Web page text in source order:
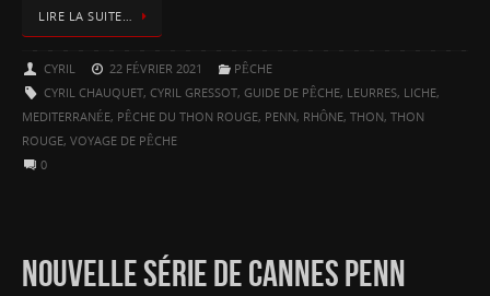
LIRE LA SUITE…
CYRIL 22 FÉVRIER 2021
PÊCHE
CYRIL CHAUQUET, CYRIL GRESSOT, GUIDE DE PÊCHE, LEURRES, LICHE,
MEDITERRANÉE, PÊCHE DU THON ROUGE, PENN, RHÔNE, THON, THON
ROUGE, VOYAGE DE PÊCHE
0
NOUVELLE SÉRIE DE CANNES PENN